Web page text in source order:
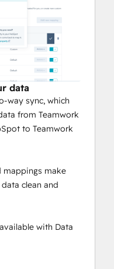
data
way sync, which
from Teamwork
to Teamwork
make
clean and
with Data